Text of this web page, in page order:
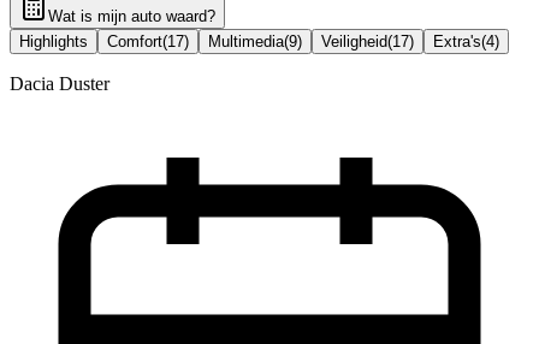
Wat is mijn auto waard?
Highlights
Comfort(17) Multimedia(9) Veiligheid(17) Extra's(4)
Dacia Duster